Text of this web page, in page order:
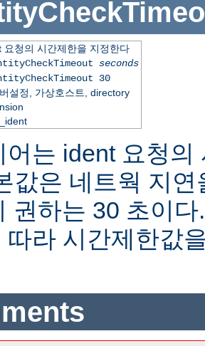
요청의 시간제한을 지정한다
seconds
30
설정, 가상호스트, directory
어는 ident 요청
값은 네트웍 지
권하는 30 초이
따라 시간제한값